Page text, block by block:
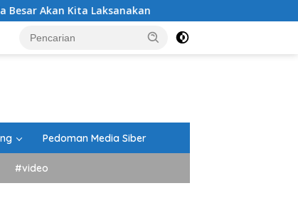
Laksanakan DPRD Tanah Datar Gelar Paripurna
Pedoman Media Siber
#video